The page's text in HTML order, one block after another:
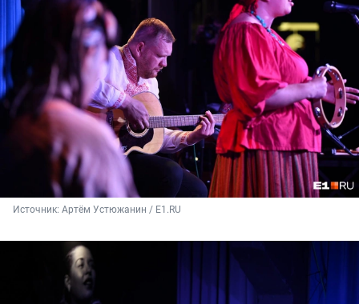
Источник: Артём Устюжанин / E1.RU